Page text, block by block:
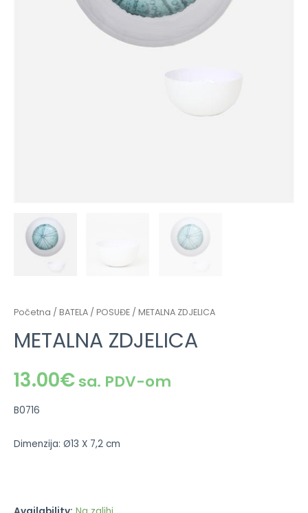
Početna / BATELA / POSUĐE / METALNA ZDJELICA
METALNA ZDJELICA
13.00€sa. PDV-om
B0716
Dimenzija: Ø13 X 7,2 cm